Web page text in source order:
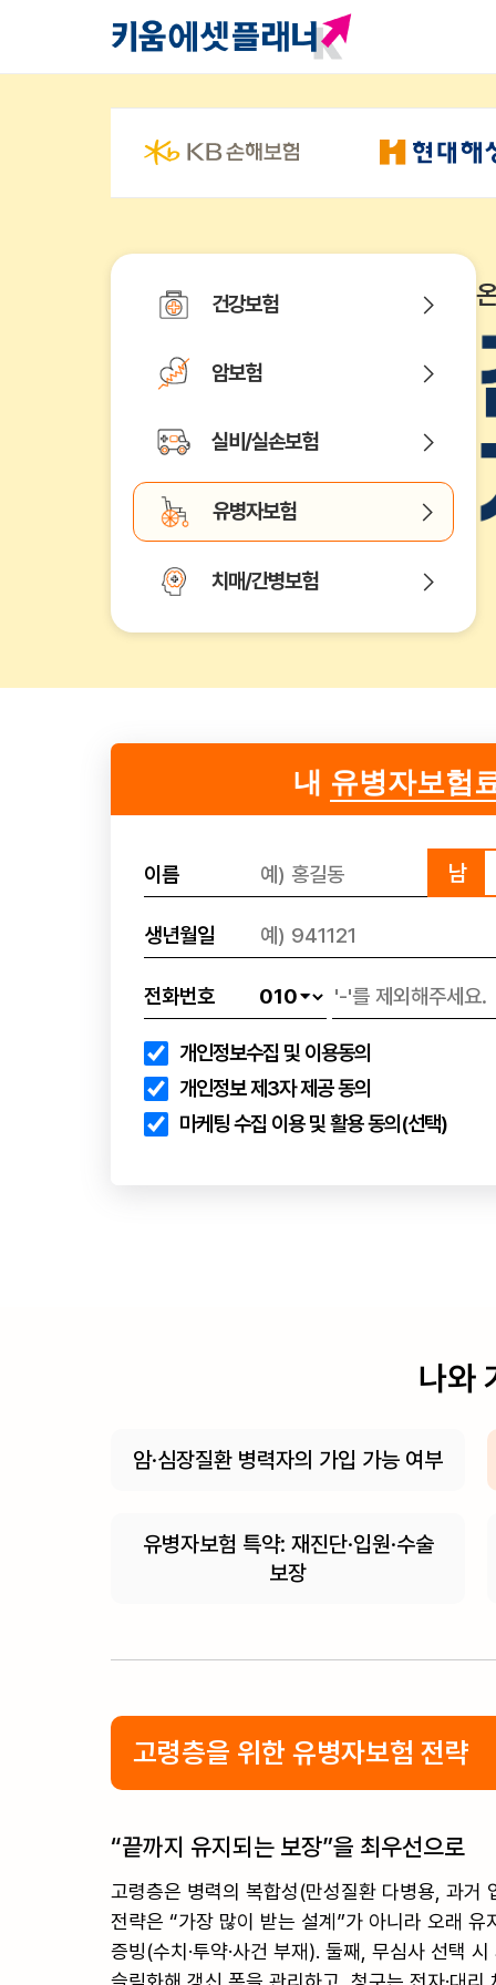
건강보험
암보험
실비/실손보험
유병자보험
치매/간병보험
내 유병자보험
이름 남
생년월일
전화번호
개인정보수집 및 이용동의
개인정보 제3자 제공 동의
마케팅 수집 이용 및 활용 동의(선택)
나와
암·심장질환 병력자의 가입 가능 여부
유병자보험 특약: 재진단·입원·수술
보장
고령층을 위한 유병자보험 전략
“끝까지 유지되는 보장”을 최우선으로
고령층은 병력의 복합성(만성질환 다병용, 과거
전략은 “가장 많이 받는 설계”가 아니라 오래
증빙(수치·투약·사건 부재). 둘째, 무심사 선택